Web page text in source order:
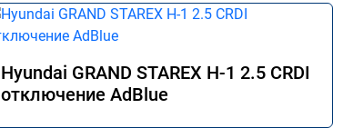
Hyundai GRAND STAREX H-1 2.5 CRDI
отключение AdBlue